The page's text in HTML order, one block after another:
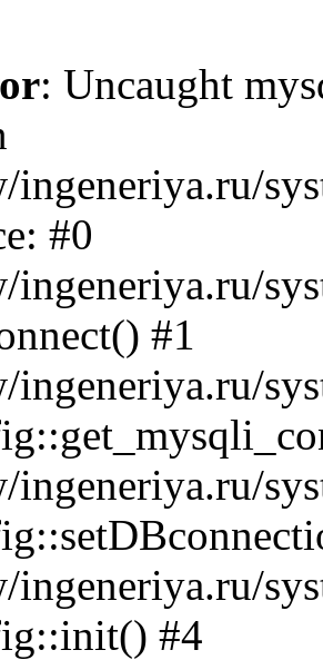
: Uncaught
#0
#1
ingeneriya.ru/
#4